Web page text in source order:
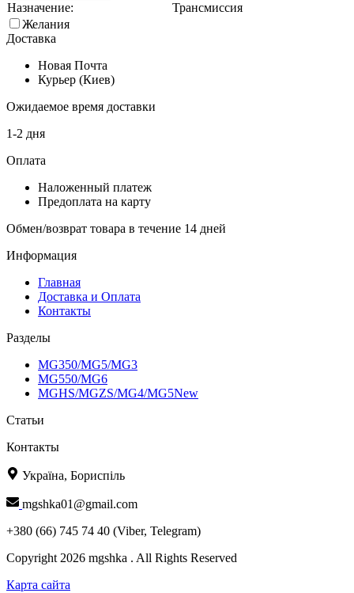
Назначение:
Трансмиссия
Желания
Доставка
Новая Почта
Курьер (Киев)
Ожидаемое время доставки
1-2 дня
Оплата
Наложенный платеж
Предоплата на карту
Обмен/возврат товара в течение 14 дней
Информация
Главная
Доставка и Оплата
Контакты
Разделы
MG350/MG5/MG3
MG550/MG6
MGHS/MGZS/MG4/MG5New
Статьи
Контакты
Україна, Бориспіль
mgshka01@gmail.com
+380 (66) 745 74 40 (Viber, Telegram)
Copyright 2026 mgshka . All Rights Reserved
Карта сайта